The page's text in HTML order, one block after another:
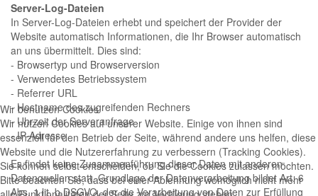
Server-Log-Dateien
In Server-Log-Dateien erhebt und speichert der Provider der
Website automatisch Informationen, die Ihr Browser automatisch
an uns übermittelt. Dies sind:
- Browsertyp und Browserversion
- Verwendetes Betriebssystem
- Referrer URL
- Hostname des zugreifenden Rechners
- Uhrzeit der Serveranfrage
- IP-Adresse
Es findet keine Zusammenführung dieser Daten mit anderen
Datenquellen statt. Grundlage der Datenverarbeitung bildet Art. 6
Abs. 1 lit. b DSGVO, der die Verarbeitung von Daten zur Erfüllung
Wir benutzen Cookies
Wir nutzen Cookies auf unserer Website. Einige von ihnen sind
essenziell für den Betrieb der Seite, während andere uns helfen, diese
Website und die Nutzererfahrung zu verbessern (Tracking Cookies).
Sie können selbst entscheiden, ob Sie die Cookies zulassen möchten.
Bitte beachten Sie, dass bei einer Ablehnung womöglich nicht mehr